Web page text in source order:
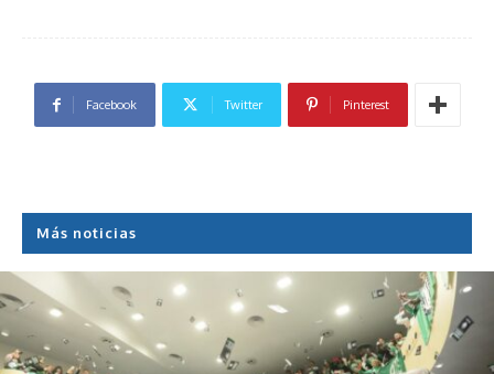
Facebook Twitter Pinterest
Más noticias